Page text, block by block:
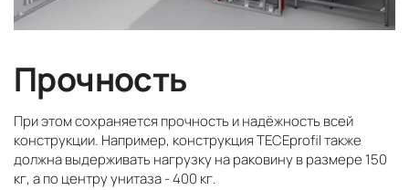
Прочность
При этом сохраняется прочность и надёжность всей
конструкции. Например, конструкция TECEprofil также
должна выдерживать нагрузку на раковину в размере 150
кг, а по центру унитаза - 400 кг.